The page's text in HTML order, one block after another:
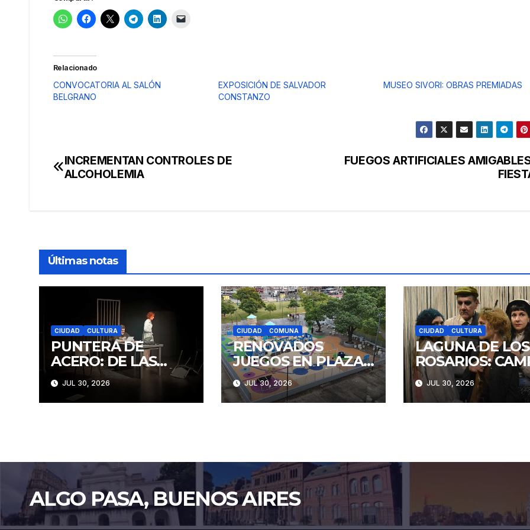
Relacionado
CONVOCATORIA AL SALÓN
BELGRANO
EXPOSICIÓN DE SALVADOR
CONSTANZO
MUSEO SIVORI: OBRAS PREMIADAS
Navegación
FUEGOS ARTIFICIALES
INCREMENTAN CONTROLES DE
ALCOHOLEMIA
Últimas notas
CIUDAD CULTURA
PUNTERA DE
ACERO: DE LAS
IDEAS A LA ACCIÓN
JUL 30, 2026
CIUDAD COMUNA
RENOVADOS
JUEGOS EN PLAZA
CONSTITUCIÓN
JUL 30, 2026
CIUDAD CULTURA
LAGUNA DE LOS
ROSARIOS:
Y RENCOR
JUL 30, 2026
ALGO PASA, BUENOS AIRES